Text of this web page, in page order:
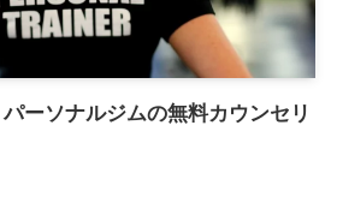
パーソナルジムの無料カウンセリ